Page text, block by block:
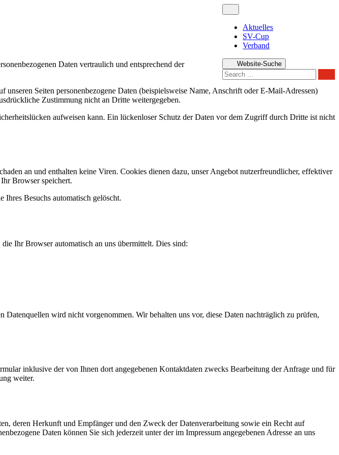
Aktuelles
SV-Cup
Verband
Website-Suche
Daten vertraulich und entsprechend der
Seiten personenbezogene Daten (beispielsweise Name, Anschrift oder E-Mail-Adressen)
Zustimmung nicht an Dritte weitergegeben.
aufweisen kann. Ein lückenloser Schutz der Daten vor dem Zugriff durch Dritte ist nicht
an und enthalten keine Viren. Cookies dienen dazu, unser Angebot nutzerfreundlicher, effektiver
Browser speichert.
Ihres Besuchs automatisch gelöscht.
Ihr Browser automatisch an uns übermittelt. Dies sind:
wird nicht vorgenommen. Wir behalten uns vor, diese Daten nachträglich zu prüfen,
inklusive der von Ihnen dort angegebenen Kontaktdaten zwecks Bearbeitung der Anfrage und für
weiter.
deren Herkunft und Empfänger und den Zweck der Datenverarbeitung sowie ein Recht auf
Daten können Sie sich jederzeit unter der im Impressum angegebenen Adresse an uns